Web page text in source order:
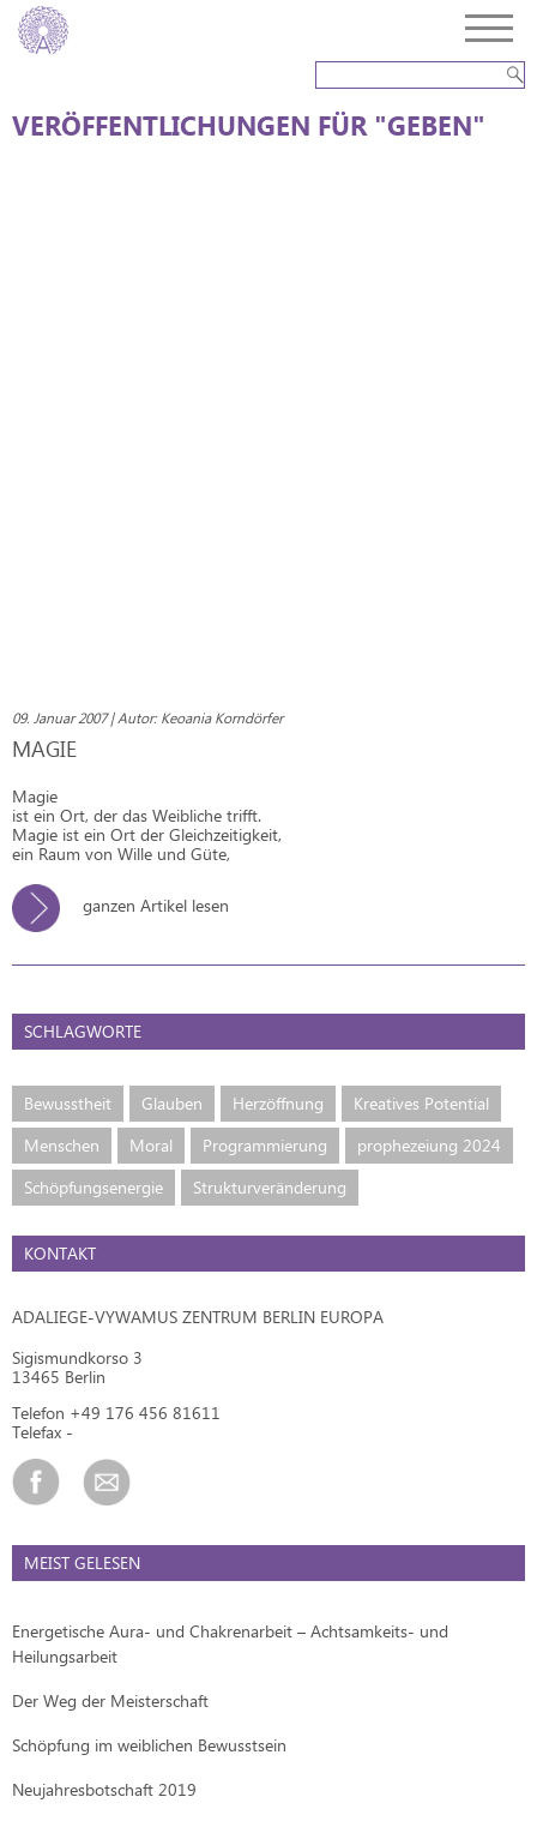
VERÖFFENTLICHUNGEN FÜR "GEBEN"
09. Januar 2007 | Autor: Keoania Korndörfer
MAGIE
Magie
ist ein Ort, der das Weibliche trifft.
Magie ist ein Ort der Gleichzeitigkeit,
ein Raum von Wille und Güte,
ganzen Artikel lesen
SCHLAGWORTE
Bewusstheit Glauben Herzöffnung
Kreatives Potential
Menschen
Moral Programmierung
prophezeiung 2024
Schöpfungsenergie
Strukturveränderung
KONTAKT
ADALIEGE-VYWAMUS ZENTRUM BERLIN EUROPA
Sigismundkorso 3
13465 Berlin
Telefon +49 176 456 81611
Telefax -
MEIST GELESEN
Energetische Aura- und Chakrenarbeit – Achtsamkeits- und
Heilungsarbeit
Der Weg der Meisterschaft
Schöpfung im weiblichen Bewusstsein
Neujahresbotschaft 2019